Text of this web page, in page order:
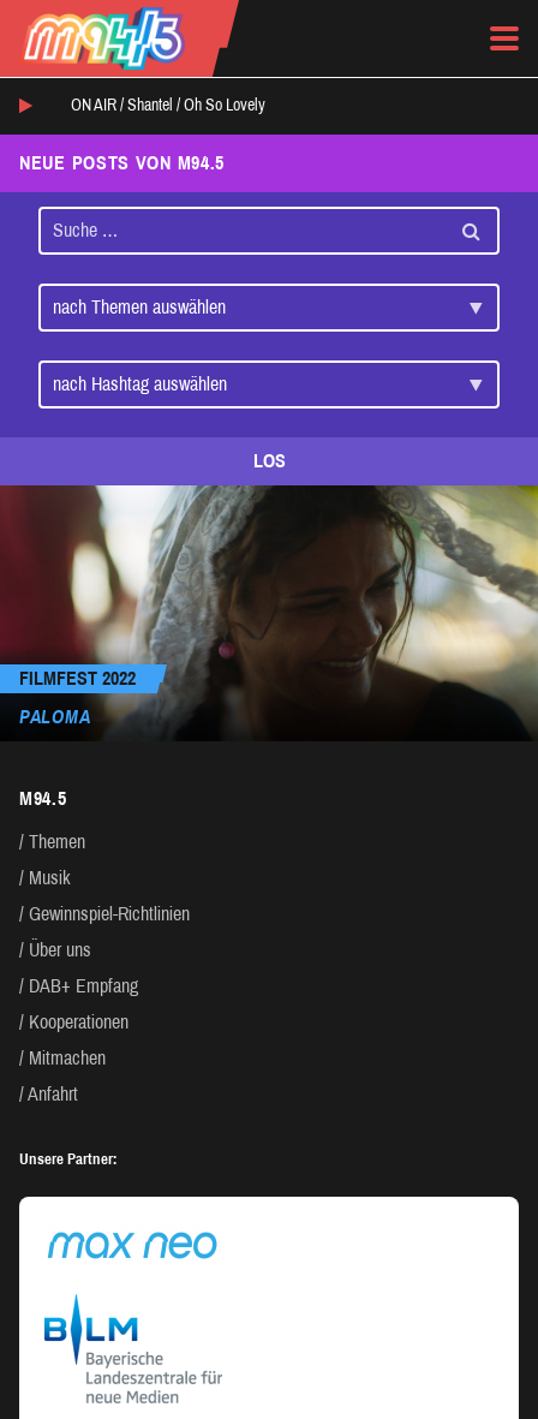
ON AIR / Shantel / Oh So Lovely
NEUE POSTS VON M94.5
LOS
FILMFEST 2022
PALOMA
M94.5
Themen
Musik
Gewinnspiel-Richtlinien
Über uns
DAB+ Empfang
Kooperationen
Mitmachen
Anfahrt
Unsere Partner: